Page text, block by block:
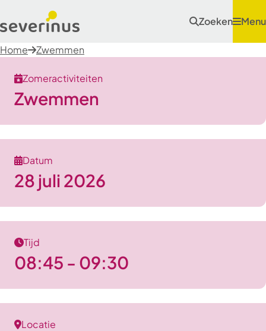
Zoeken Menu
Home Zwemmen
Zomeractiviteiten
Zwemmen
Datum
28 juli 2026
Tijd
08:45 - 09:30
Locatie